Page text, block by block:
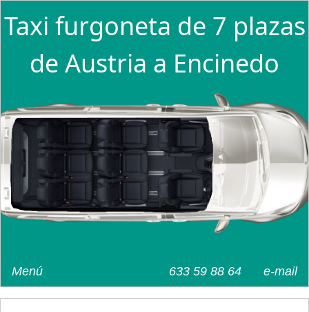
Taxi furgoneta de 7 plazas
de Austria a Encinedo
e-mail
633 59 88 64
Menú